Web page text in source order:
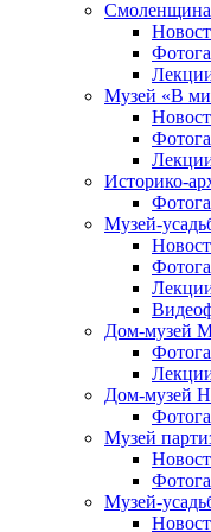
Смоленщина
Музей «В
Историко-
Музей-
Дом-музей
Дом-музей
Музей
Музей-